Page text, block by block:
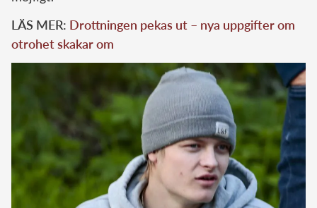
LÄS MER: Drottningen pekas ut – nya uppgifter om
otrohet skakar om